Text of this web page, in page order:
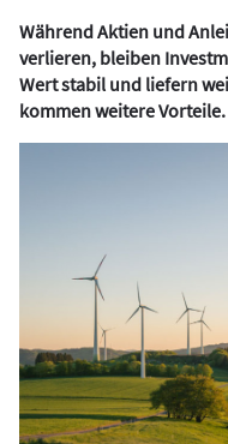
Während Aktien und
verlieren, bleiben
Wert stabil und liefern
kommen weitere Vorteile.